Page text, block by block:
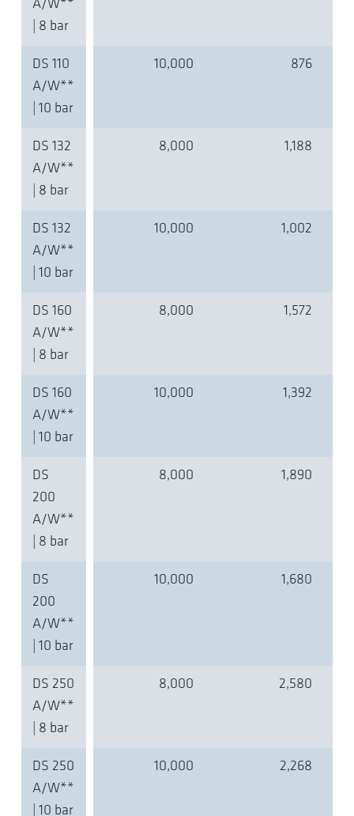
A/W**
| 8 bar
DS 110
A/W**
| 10 bar
10,000 876
DS 132
A/W**
| 8 bar
8,000 1,188
DS 132
A/W**
| 10 bar
10,000 1,002
DS 160
A/W**
| 8 bar
8,000 1,572
DS 160
A/W**
| 10 bar
10,000 1,392
DS
200
A/W**
| 8 bar
8,000 1,890
DS
200
A/W**
| 10 bar
10,000 1,680
DS 250
A/W**
| 8 bar
8,000 2,580
DS 250
A/W**
| 10 bar
10,000 2,268